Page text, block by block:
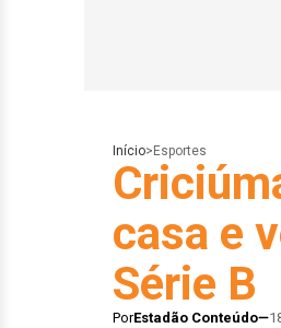
Início> Esportes
casa e
Série B
PorEstadão Conteúdo